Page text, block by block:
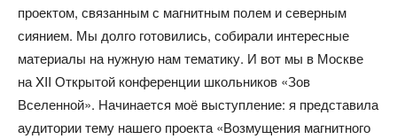
проектом, связанным с магнитным полем и северным
сиянием. Мы долго готовились, собирали интересные
материалы на нужную нам тематику. И вот мы в Москве
на XII Открытой конференции школьников «Зов
Вселенной». Начинается моё выступление: я представила
аудитории тему нашего проекта «Возмущения магнитного